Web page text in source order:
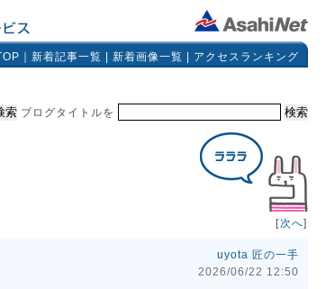
新着記事一覧 新着画像一覧 アクセスランキング
ブログタイトルを
[次へ]
uyota 匠の一手
2026/06/22 12:50